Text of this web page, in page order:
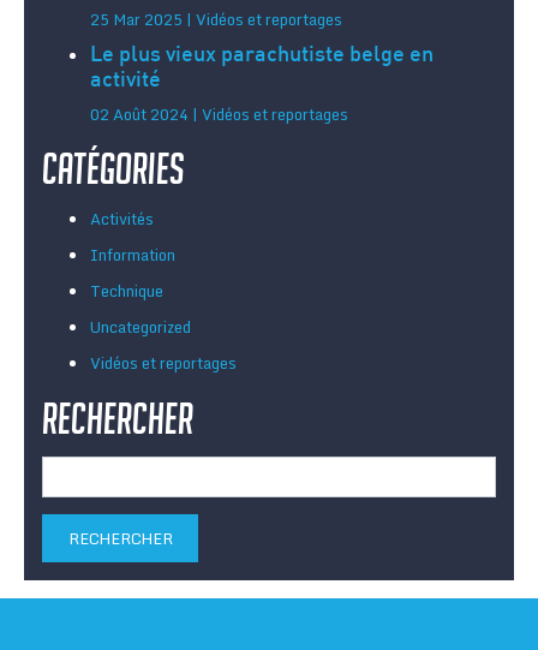
25 Mar 2025 | Vidéos et reportages
Le plus vieux parachutiste belge en
activité
02 Août 2024 | Vidéos et reportages
Catégories
Activités
Information
Technique
Uncategorized
Vidéos et reportages
Rechercher
Rechercher :